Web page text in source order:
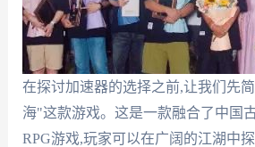
在探讨加速器的选择之前,让我们先
海"这款游戏。这是一款融合了中国
RPG游戏,玩家可以在广阔的江湖中